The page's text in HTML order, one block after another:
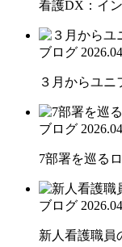
看護DX：イ
ブログ
３月からユニ
ブログ
7部署を巡る
ブログ
新人看護職員